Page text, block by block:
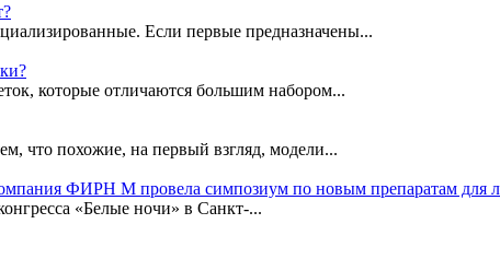
Если первые предназначены...
которые отличаются большим набором...
что похожие, на первый взгляд, модели...
ФИРН М провела симпозиум по новым препаратам для
«Белые ночи» в Санкт-...